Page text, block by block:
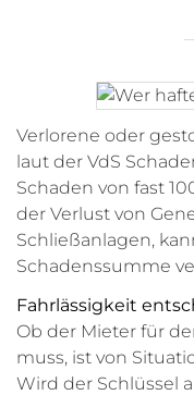
Verlorene oder
laut der VdS
Schaden von fast
der Verlust von
Schließanlagen,
Schadenssumme
Fahrlässigkeit
Ob der Mieter für
muss, ist von
Wird der Schlüssel